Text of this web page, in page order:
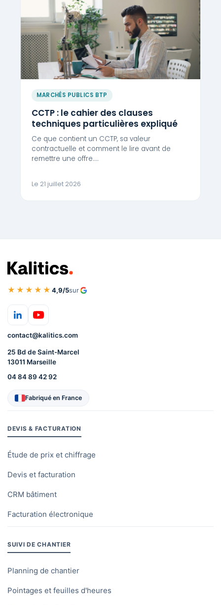
MARCHÉS PUBLICS BTP
CCTP : le cahier des clauses
techniques particulières expliqué
Ce que contient un CCTP, sa valeur
contractuelle et comment le lire avant de
remettre une offre.…
Le 21 juillet 2026
★★★★★ 4,9/5sur
contact@kalitics.com
25 Bd de Saint-Marcel
13011 Marseille
04 84 89 42 92
Fabriqué en France
DEVIS & FACTURATION
Étude de prix et chiffrage
Devis et facturation
CRM bâtiment
Facturation électronique
SUIVI DE CHANTIER
Planning de chantier
Pointages et feuilles d'heures